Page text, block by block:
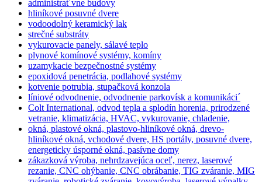
administrat´vne budovy
hliníkové posuvné dvere
vodoodolný keramický lak
strečné substráty
vykurovacie panely, sálavé teplo
plynové komínové systémy, komíny
uzamykacie bezpečnostné systémy
epoxidová penetrácia, podlahové systémy
kotvenie potrubia, stupačková konzola
líniové odvodnenie, odvodnenie parkovísk a komunikáci´
Colt International, odvod tepla a splodín horenia, prirodzené
vetranie, klimatizácia, HVAC, vykurovanie, chladenie,
okná, plastové okná, plastovo-hliníkové okná, drevo-
hliníkové okná, vchodové dvere, HS portály, posuvné dvere,
energeticky úsporné okná, pasívne domy
zákazková výroba, nehrdzavejúca oceľ, nerez, laserové
rezanie, CNC ohýbanie, CNC obrábanie, TIG zváranie, MIG